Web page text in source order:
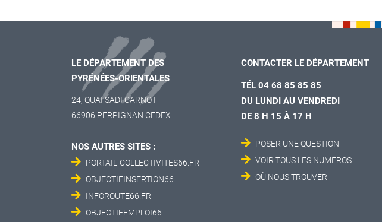
LE DÉPARTEMENT DES
PYRÉNÉES-ORIENTALES
24, QUAI SADI CARNOT
66906 PERPIGNAN CEDEX
NOS AUTRES SITES :
PORTAIL-COLLECTIVITES66.FR
OBJECTIFINSERTION66
INFOROUTE66.FR
OBJECTIFEMPLOI66
CONTACTER LE DÉPARTEMENT
TÉL 04 68 85 85 85
DU LUNDI AU VENDREDI
DE 8 H 15 À 17 H
POSER UNE QUESTION
VOIR TOUS LES NUMÉROS
OÙ NOUS TROUVER